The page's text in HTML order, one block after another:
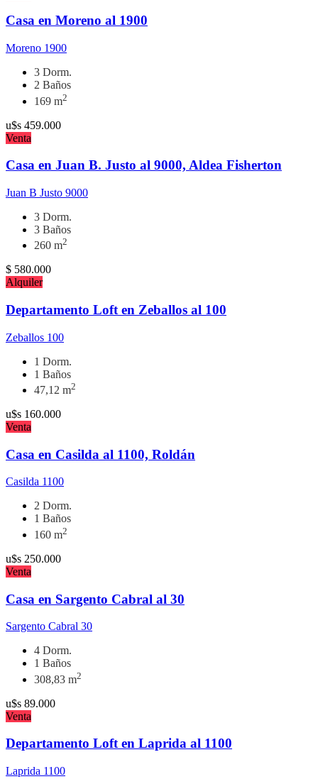
Casa en Moreno al 1900
Moreno 1900
3 Dorm.
2 Baños
169 m2
u$s 459.000
Venta
Casa en Juan B. Justo al 9000, Aldea Fisherton
Juan B Justo 9000
3 Dorm.
3 Baños
260 m2
$ 580.000
Alquiler
Departamento Loft en Zeballos al 100
Zeballos 100
1 Dorm.
1 Baños
47,12 m2
u$s 160.000
Venta
Casa en Casilda al 1100, Roldán
Casilda 1100
2 Dorm.
1 Baños
160 m2
u$s 250.000
Venta
Casa en Sargento Cabral al 30
Sargento Cabral 30
4 Dorm.
1 Baños
308,83 m2
u$s 89.000
Venta
Departamento Loft en Laprida al 1100
Laprida 1100